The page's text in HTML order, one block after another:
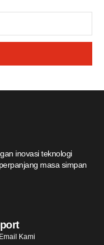
inovasi teknologi
masa simpan
Email Kami